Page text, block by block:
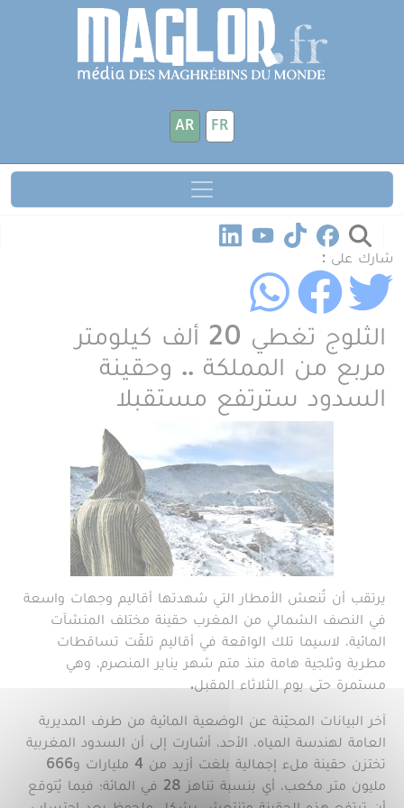
تجاوز إلى المحتوى الرئيسي
FR
AR
شارك على :
الثلوج تغطي 20 ألف كيلومتر
مربع من المملكة .. وحقينة
السدود سترتفع مستقبلا
يرتقب أن تُنعش الأمطار التي شهدتها أقاليم وجهات واسعة
في النصف الشمالي من المغرب حقينة مختلف المنشآت
المائية، لاسيما تلك الواقعة في أقاليم تلقّت تساقطات
مطرية وثلجية هامة منذ متم شهر يناير المنصرم، وهي
مستمرة حتى يوم الثلاثاء المقبل.
آخر البيانات المحيّنة عن الوضعية المائية من طرف المديرية
العامة لهندسة المياه، الأحد، أشارت إلى أن السدود المغربية
تختزن حقينة ملء إجمالية بلغت أزيد من 4 مليارات و666
مليون متر مكعب، أي بنسبة تناهز 28 في المائة؛ فيما يُتوقع
لوحة إدارة ملفات تعريف الارتباط